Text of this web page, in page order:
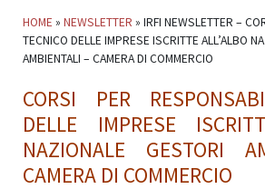
HOME » NEWSLETTER » IRFI NEWSLETTER –
TECNICO DELLE IMPRESE ISCRITTE ALL’ALBO
AMBIENTALI – CAMERA DI COMMERCIO
CORSI PER
DELLE IMPRESE
NAZIONALE GESTORI
CAMERA DI COMMERCIO